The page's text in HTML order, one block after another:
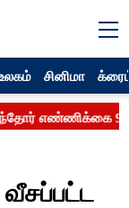
சினிமா
வீசப்பட்ட